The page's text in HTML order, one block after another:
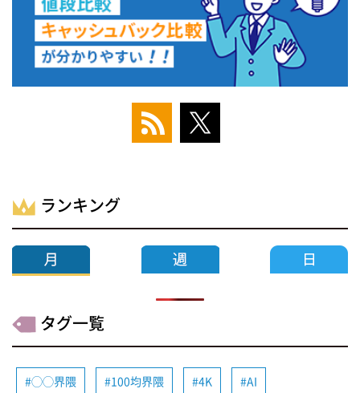
ランキング
タグ一覧
◯◯界隈 100均界隈 4K AI